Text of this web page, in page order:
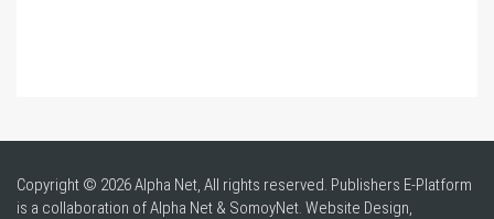
Copyright © 2026 Alpha Net, All rights reserved. Publishers E-Platform
is a collaboration of Alpha Net & SomoyNet. Website Design,